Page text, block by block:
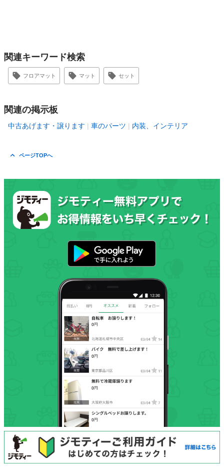
関連キーワード検索
フロアマット マット セット
関連の掲示板
中古あげます・譲ります 車のパーツ 内装、インテリア
ページTOPへ